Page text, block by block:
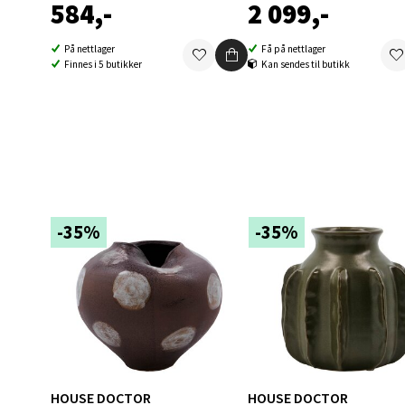
584,-
På nettlager
Finnes i 5 butikker
2 099,-
Få på nettlager
Kan sendes til butikk
-35%
HOUSE DOCTOR
-35%
HOUSE DOCTOR
Åpent
0 i